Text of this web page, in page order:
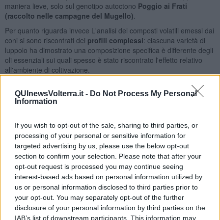
QUInewsVolterra.it - Do Not Process My Personal
Information
If you wish to opt-out of the sale, sharing to third parties, or
processing of your personal or sensitive information for
targeted advertising by us, please use the below opt-out
section to confirm your selection. Please note that after your
opt-out request is processed you may continue seeing
interest-based ads based on personal information utilized by
us or personal information disclosed to third parties prior to
your opt-out. You may separately opt-out of the further
disclosure of your personal information by third parties on the
IAB’s list of downstream participants. This information may
maniera lieve, solo sul genotipo autoctono Poggio ai Frati
(raccolto nelle campagne del Mugello)
Per quanto riguarda invece L'analisi dei composti volatili emessi dai
coni si sono riscontrati dei profili complessi: ciascuna varietà di
luppolo ha dimostrato una composizione specifica è differente degli
oli essenziali sui quali spesso è stato riscontrato l'effetto relativo
all'ambiente di coltivazione.
Questo percorso di analisi e selezione ha portato alla realizzazione
(AR), che ospitava l’evento finale del progetto Hops Tuscany, e il
Birrificio agricolo bio La Stecciaiadi Rapolano Terme (SI) - con
tre delle varietà di luppolo che avevano espresso le caratteristiche
più idonee, qualitativamente e quantitativamente parlando, alla
produzione: Cascade, Chinook e Poggio ai Frati (la varietà
selvatica del Mugello).
Il diverso ambiente pedoclimatico di coltivazione dei luppoli ha
determinatocaratteristiche valutative differenti. Per quanto
riguarda Chinook e Cascade, sono stati rilevati parametri differenti,